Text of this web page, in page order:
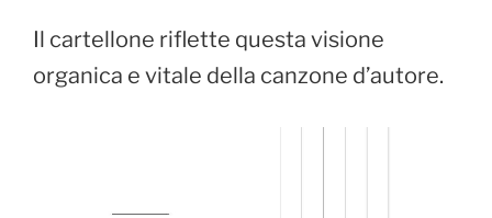
Il cartellone riflette questa visione
organica e vitale della canzone d’autore.